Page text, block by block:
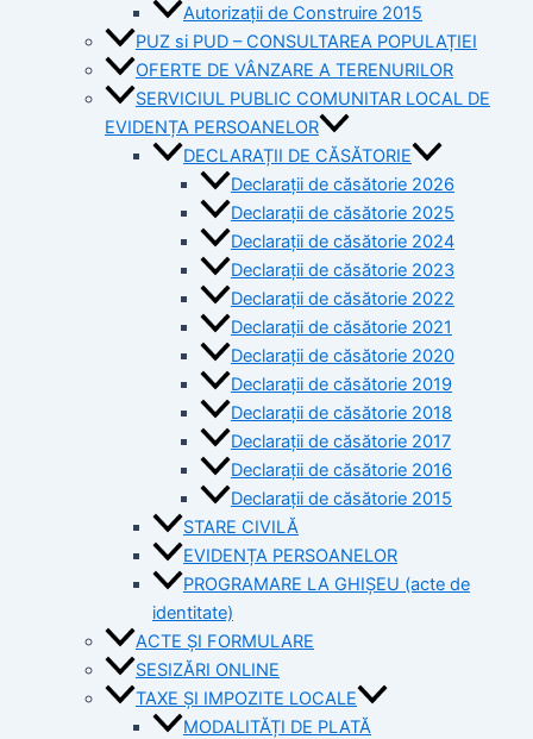
Autorizaţii de Construire 2015
PUZ si PUD – CONSULTAREA POPULAȚIEI
OFERTE DE VÂNZARE A TERENURILOR
SERVICIUL PUBLIC COMUNITAR LOCAL DE
EVIDENȚA PERSOANELOR
DECLARAȚII DE CĂSĂTORIE
Declarații de căsătorie 2026
Declarații de căsătorie 2025
Declarații de căsătorie 2024
Declarații de căsătorie 2023
Declarații de căsătorie 2022
Declarații de căsătorie 2021
Declarații de căsătorie 2020
Declarații de căsătorie 2019
Declarații de căsătorie 2018
Declarații de căsătorie 2017
Declarații de căsătorie 2016
Declarații de căsătorie 2015
STARE CIVILĂ
EVIDENȚA PERSOANELOR
PROGRAMARE LA GHIȘEU (acte de
identitate)
ACTE ȘI FORMULARE
SESIZĂRI ONLINE
TAXE ȘI IMPOZITE LOCALE
MODALITĂȚI DE PLATĂ